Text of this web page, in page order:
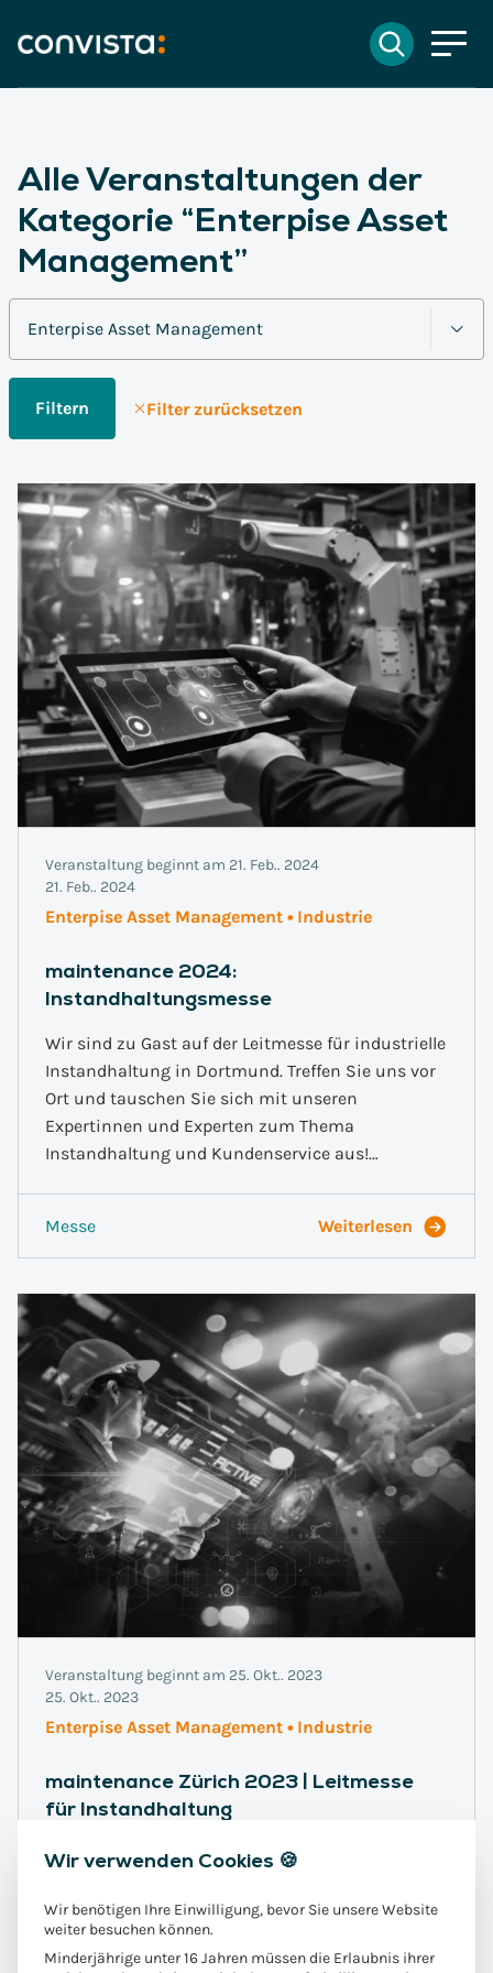
DE
Suchen
Alle Veranstaltungen der
Kategorie “Enterpise Asset
Management”
Filtern Filter zurücksetzen
Veranstaltung beginnt am 21. Feb.. 2024
21. Feb.. 2024
Enterpise Asset Management • Industrie
maintenance 2024:
Instandhaltungsmesse
Wir sind zu Gast auf der Leitmesse für industrielle
Instandhaltung in Dortmund. Treffen Sie uns vor
Ort und tauschen Sie sich mit unseren
Expertinnen und Experten zum Thema
Instandhaltung und Kundenservice aus!…
Messe Weiterlesen
Veranstaltung beginnt am 25. Okt.. 2023
25. Okt.. 2023
Enterpise Asset Management • Industrie
maintenance Zürich 2023 | Leitmesse
für Instandhaltung
Wir sind zu Gast auf der Leitmesse für industrielle
Messe Weiterlesen
Wir verwenden Cookies 🍪
Wir benötigen Ihre Einwilligung, bevor Sie unsere Website
weiter besuchen können.
Minderjährige unter 16 Jahren müssen die Erlaubnis ihrer